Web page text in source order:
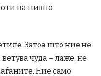
на нивно
Затоа што ние не
чуда – лаже, не
​Ние само